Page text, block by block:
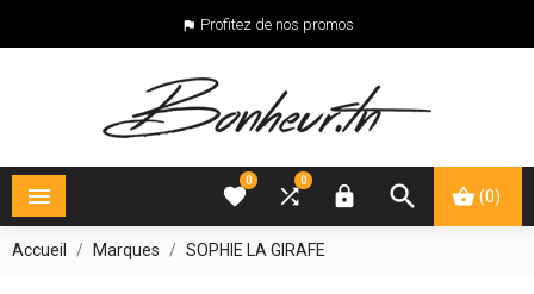
 Profitez de nos promos
 (0)


0

0
Accueil Marques SOPHIE LA GIRAFE